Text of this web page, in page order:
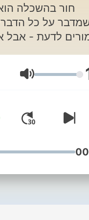
חור בהשכלה
על כל
לדעת - אבל
על כלום? לא, מה
וחלילה! חור
מתמקד בנושאים
מוכרים - אבל
אותם
עצמאית של
לעשות את זה דרך
Volumen